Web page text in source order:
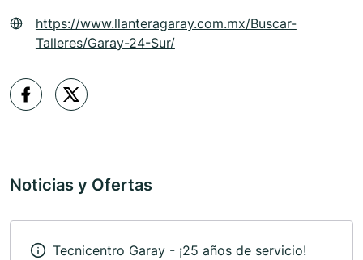
https://www.llanteragaray.com.mx/Buscar-
Talleres/Garay-24-Sur/
Noticias y Ofertas
Tecnicentro Garay - ¡25 años de servicio!